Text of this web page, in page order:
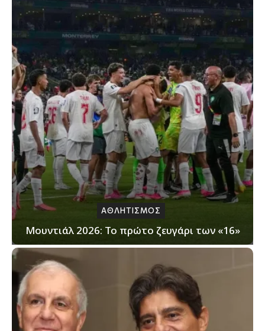
ΑΘΛΗΤΙΣΜΟΣ
Μουντιάλ 2026: Το πρώτο ζευγάρι των «16»